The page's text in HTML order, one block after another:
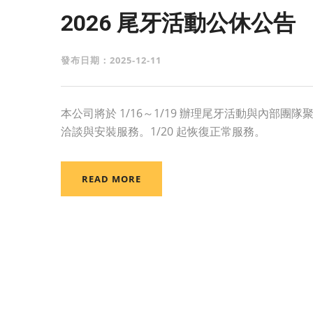
2026 尾牙活動公休公告
發布日期：2025-12-11
本公司將於 1/16～1/19 辦理尾牙活動與內部團隊
洽談與安裝服務。1/20 起恢復正常服務。
READ MORE